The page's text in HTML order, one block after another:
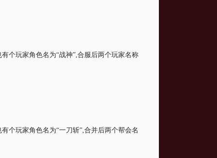
个玩家角色名为“战神”,合服后两个玩家名称
个玩家角色名为“一刀斩”,合并后两个帮会名